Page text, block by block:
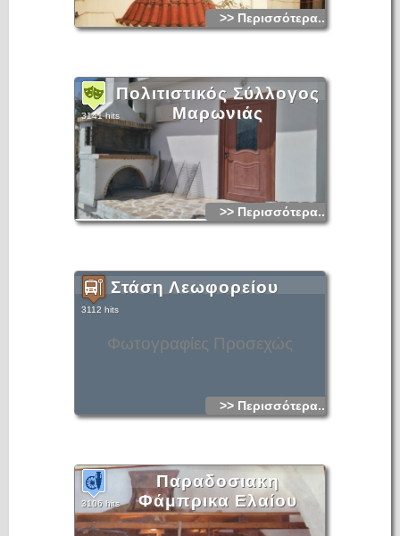
>> Περισσότερα...
Πολιτιστικός Σύλλογος
Μαρωνιάς
3141 hits
>> Περισσότερα...
Φωτογραφίες Προσεχώς
Στάση Λεωφορείου
3112 hits
>> Περισσότερα...
Παραδοσιακη
Φάμπρικα Ελαίου
3106 hits